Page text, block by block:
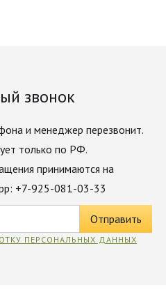
звонок
и менеджер перезвонит.
только по РФ.
принимаются на
+7-925-081-03-33
ПЕРСОНАЛЬНЫХ ДАННЫХ